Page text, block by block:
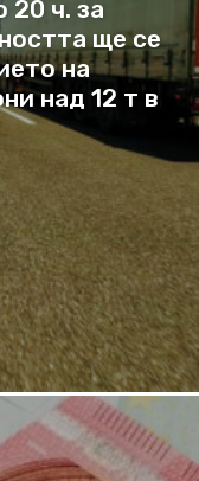
20 ч. за
ще се
на
над 12 т в